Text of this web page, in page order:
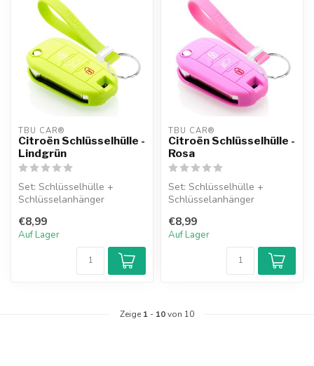
TBU CAR®
Citroën Schlüsselhülle -
Lindgrün
Set: Schlüsselhülle +
Schlüsselanhänger
€8,99
Auf Lager
TBU CAR®
Citroën Schlüsselhülle -
Rosa
Set: Schlüsselhülle +
Schlüsselanhänger
€8,99
Auf Lager
Zeige 1 - 10von 10